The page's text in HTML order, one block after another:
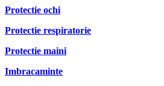
Protectie ochi
Protectie respiratorie
Protectie maini
Imbracaminte